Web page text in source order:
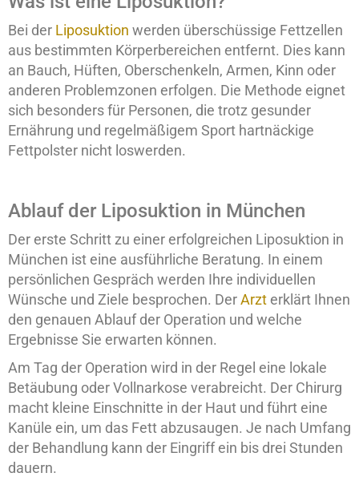
Bei der Liposuktion werden überschüssige Fettzellen
aus bestimmten Körperbereichen entfernt. Dies kann
an Bauch, Hüften, Oberschenkeln, Armen, Kinn oder
anderen Problemzonen erfolgen. Die Methode eignet
sich besonders für Personen, die trotz gesunder
Ernährung und regelmäßigem Sport hartnäckige
Fettpolster nicht loswerden.
Ablauf der Liposuktion in München
Der erste Schritt zu einer erfolgreichen Liposuktion in
München ist eine ausführliche Beratung. In einem
persönlichen Gespräch werden Ihre individuellen
Wünsche und Ziele besprochen. DerArzt erklärt Ihnen
den genauen Ablauf der Operation und welche
Ergebnisse Sie erwarten können.
Am Tag der Operation wird in der Regel eine lokale
Betäubung oder Vollnarkose verabreicht. Der Chirurg
macht kleine Einschnitte in der Haut und führt eine
Kanüle ein, um das Fett abzusaugen. Je nach Umfang
der Behandlung kann der Eingriff ein bis drei Stunden
dauern.